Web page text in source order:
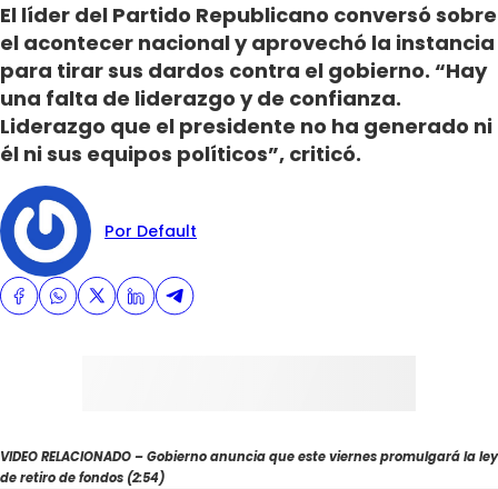
El líder del Partido Republicano conversó sobre
el acontecer nacional y aprovechó la instancia
para tirar sus dardos contra el gobierno. “Hay
una falta de liderazgo y de confianza.
Liderazgo que el presidente no ha generado ni
él ni sus equipos políticos”, criticó.
Por Default
VIDEO RELACIONADO – Gobierno anuncia que este viernes promulgará la ley
de retiro de fondos (2:54)